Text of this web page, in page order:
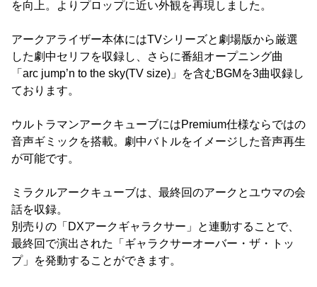
を向上。よりプロップに近い外観を再現しました。
アークアライザー本体にはTVシリーズと劇場版から厳選
した劇中セリフを収録し、さらに番組オープニング曲
「arc jump’n to the sky(TV size)」を含むBGMを3曲収録し
ております。
ウルトラマンアークキューブにはPremium仕様ならではの
音声ギミックを搭載。劇中バトルをイメージした音声再生
が可能です。
ミラクルアークキューブは、最終回のアークとユウマの会
話を収録。
別売りの「DXアークギャラクサー」と連動することで、
最終回で演出された「ギャラクサーオーバー・ザ・トッ
プ」を発動することができます。